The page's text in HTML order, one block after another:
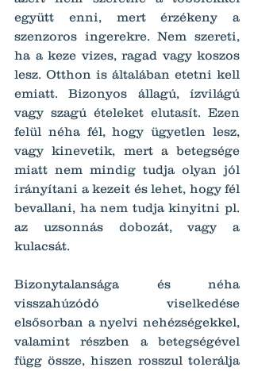
együtt enni, mert érzékeny a
szenzoros ingerekre. Nem szereti,
ha a keze vizes, ragad vagy koszos
lesz. Otthon is általában etetni kell
emiatt. Bizonyos állagú, ízvilágú
vagy szagú ételeket elutasít. Ezen
felül néha fél, hogy ügyetlen lesz,
vagy kinevetik, mert a betegsége
miatt nem mindig tudja olyan jól
irányítani a kezeit és lehet, hogy fél
bevallani, ha nem tudja kinyitni pl.
az uzsonnás dobozát, vagy a
kulacsát.
Bizonytalansága és néha
visszahúzódó viselkedése
elsősorban a nyelvi nehézségekkel,
valamint részben a betegségével
függ össze, hiszen rosszul tolerálja